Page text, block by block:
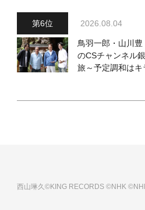
ください！」
2026.08.04
鳥羽一郎・山川
のCSチャンネル
旅～予定調和は
西山琳久©KING RECORDS©NHK